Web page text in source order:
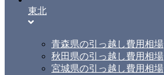
東北
青森県の引っ越し費用相場
秋田県の引っ越し費用相場
宮城県の引っ越し費用相場